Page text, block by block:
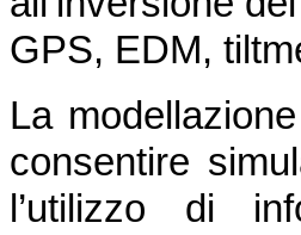
GPS, EDM,
La
consentire
l’utilizzo di